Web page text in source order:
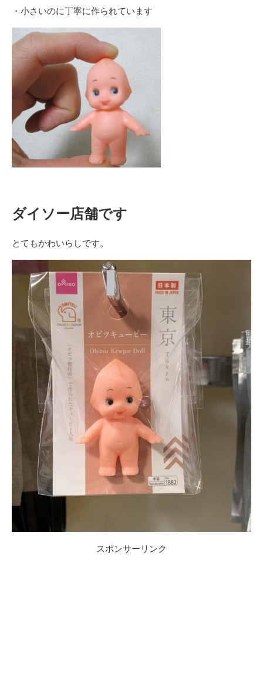
・小さいのに丁寧に作られています
ダイソー店舗です
とてもかわいらしです。
スポンサーリンク